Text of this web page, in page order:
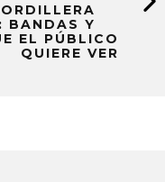
BANDAS Y
EL PÚBLICO
QUIERE VER